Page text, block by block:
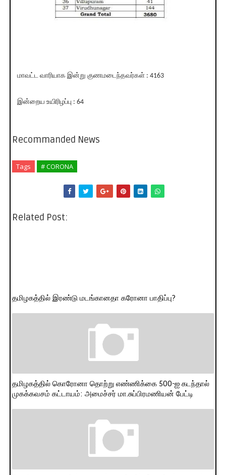
மாவட்ட வாரியாக இன்று குணமடைந்தவர்கள் : 4163
இன்றைய உயிரிழப்பு : 64
Recommanded News
Tags # CORONA
Related Post:
தமிழகத்தில் இரண்டு மடங்கானதா கரோனா பாதிப்பு?
தமிழகத்தில் கொரோனா தொற்று எண்ணிக்கை 500-ஐ கடந்தால்
முகக்கவசம் கட்டாயம்: அமைச்சர் மா.சுப்பிரமணியன் பேட்டி